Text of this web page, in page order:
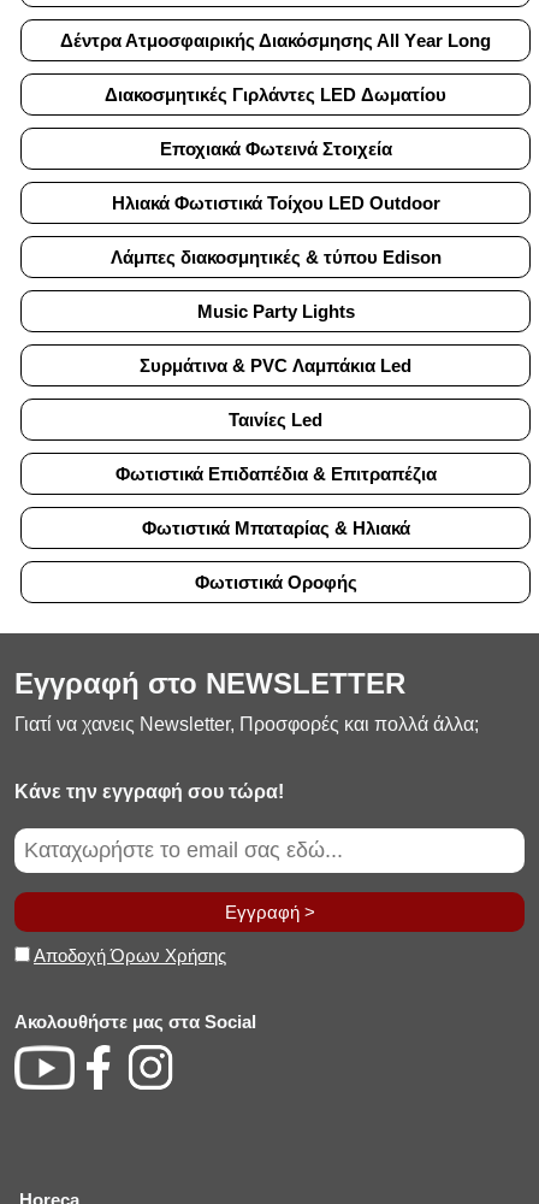
Δέντρα Ατμοσφαιρικής Διακόσμησης Αll Υear Long
Διακοσμητικές Γιρλάντες LED Δωματίου
Εποχιακά Φωτεινά Στοιχεία
Ηλιακά Φωτιστικά Τοίχου LED Οutdoor
Λάμπες διακοσμητικές & τύπου Edison
Μusic Ρarty Lights
Συρμάτινα & PVC Λαμπάκια Led
Ταινίες Led
Φωτιστικά Επιδαπέδια & Επιτραπέζια
Φωτιστικά Μπαταρίας & Ηλιακά
Φωτιστικά Οροφής
Εγγραφή στο NEWSLETTER
Γιατί να χανεις Newsletter, Προσφορές και πολλά άλλα;
Κάνε την εγγραφή σου τώρα!
Εγγραφή >
Αποδοχή Όρων Χρήσης
Ακολουθήστε μας στα Social
Horeca